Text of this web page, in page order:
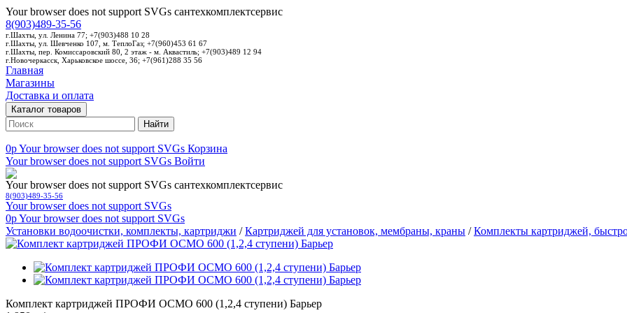
Your browser does not support SVGs сантехкомплектсервис
8(903)489-35-56
г.Шахты, ул. Ленина 77; +7(903)488 10 28
г.Шахты, ул. Шевченко 107, м. ТеплоГаз; +7(960)453 61 67
г.Шахты, пер. Комиссаровский 80, 2 этаж - м. Аквастиль; +7(903)489 12 94
г.Новочеркасск, Харьковское шоссе, 36; +7(961)288 35 56
Главная
Магазины
Доставка и оплата
Каталог товаров
Найти
0pYour browser does not support SVGs Корзина
Your browser does not support SVGs Войти
Your browser does not support SVGs сантехкомплектсервис
8(903)489-35-56
Your browser does not support SVGs
0pYour browser does not support SVGs
Установки водоочистки, комплекты, картриджи /Картриджей для установок, мембраны, краны /Комплекты картриджей,
Комплект картриджей ПРОФИ ОСМО 600 (1,2,4 ступени) Барьер